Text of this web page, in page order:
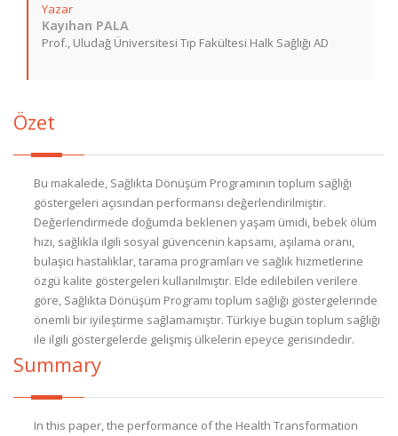
Yazar
Kayıhan PALA
Prof., Uludağ Üniversitesi Tıp Fakültesi Halk Sağlığı AD
Özet
Bu makalede, Sağlıkta Dönüşüm Programının toplum sağlığı
göstergeleri açısından performansı değerlendirilmiştir.
Değerlendirmede doğumda beklenen yaşam ümidi, bebek ölüm
hızı, sağlıkla ilgili sosyal güvencenin kapsamı, aşılama oranı,
bulaşıcı hastalıklar, tarama programları ve sağlık hizmetlerine
özgü kalite göstergeleri kullanılmıştır. Elde edilebilen verilere
göre, Sağlıkta Dönüşüm Programı toplum sağlığı göstergelerinde
önemli bir iyileştirme sağlamamıştır. Türkiye bugün toplum sağlığı
ile ilgili göstergelerde gelişmiş ülkelerin epeyce gerisindedir.
Summary
In this paper, the performance of the Health Transformation